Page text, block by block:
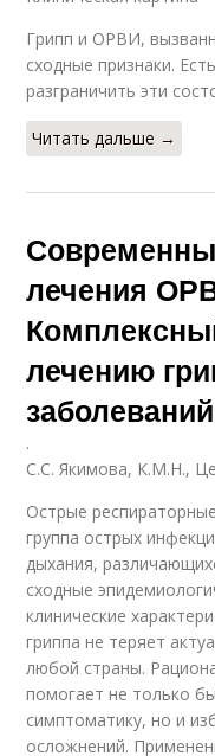
Грипп и ОРВИ,
сходные признаки.
разграничить эти
Читать дальше →
лечения
лечению
заболеваний
.
С.С. Якимова, К.М.Н.,
Острые
группа острых
дыхания,
сходные
клинические
гриппа не теряет
любой страны.
помогает не только
симптоматику, но и
осложнений.